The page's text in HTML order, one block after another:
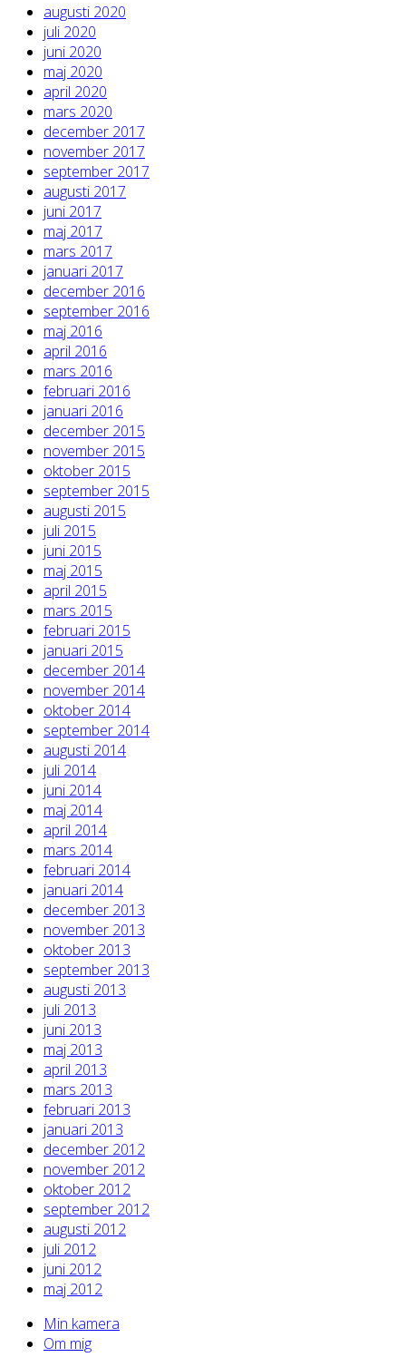
augusti 2020
juli 2020
juni 2020
maj 2020
april 2020
mars 2020
december 2017
november 2017
september 2017
augusti 2017
juni 2017
maj 2017
mars 2017
januari 2017
december 2016
september 2016
maj 2016
april 2016
mars 2016
februari 2016
januari 2016
december 2015
november 2015
oktober 2015
september 2015
augusti 2015
juli 2015
juni 2015
maj 2015
april 2015
mars 2015
februari 2015
januari 2015
december 2014
november 2014
oktober 2014
september 2014
augusti 2014
juli 2014
juni 2014
maj 2014
april 2014
mars 2014
februari 2014
januari 2014
december 2013
november 2013
oktober 2013
september 2013
augusti 2013
juli 2013
juni 2013
maj 2013
april 2013
mars 2013
februari 2013
januari 2013
december 2012
november 2012
oktober 2012
september 2012
augusti 2012
juli 2012
juni 2012
maj 2012
Min kamera
Om mig